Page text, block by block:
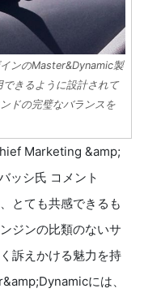
ンのMaster&Dynamic製
きるように設計されて
ドの完璧なバランスを
Marketing &amp;
ッシ氏 コメント
とても共感できるも
ジンの比類のないサ
訴えかける魅力を持
には、